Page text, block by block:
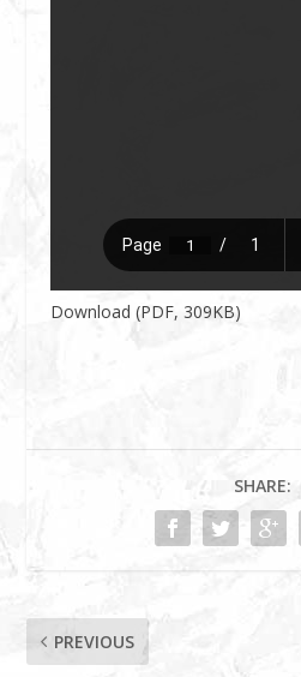
Download (PDF, 309KB)
SHARE:
PREVIOUS